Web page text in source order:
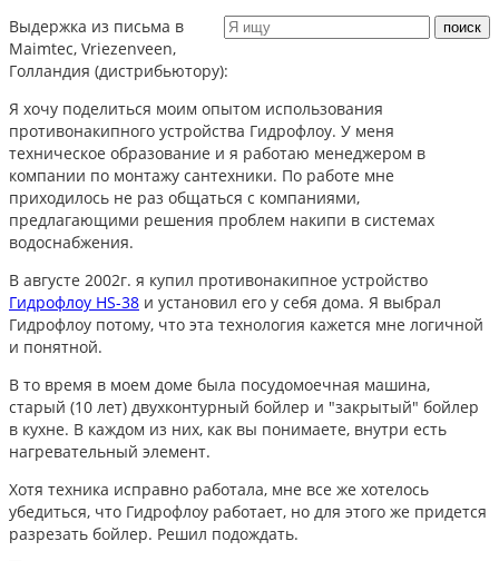
Выдержка из письма в
Maimtec, Vriezenveen,
Голландия (дистрибьютору):
Я хочу поделиться моим опытом использования
противонакипного устройства Гидрофлоу. У меня
техническое образование и я работаю менеджером в
компании по монтажу сантехники. По работе мне
приходилось не раз общаться с компаниями,
предлагающими решения проблем накипи в системах
водоснабжения.
В августе 2002г. я купил противонакипное устройство
Гидрофлоу HS-38 и установил его у себя дома. Я выбрал
Гидрофлоу потому, что эта технология кажется мне логичной
и понятной.
В то время в моем доме была посудомоечная машина,
старый (10 лет) двухконтурный бойлер и "закрытый" бойлер
в кухне. В каждом из них, как вы понимаете, внутри есть
нагревательный элемент.
Хотя техника исправно работала, мне все же хотелось
убедиться, что Гидрофлоу работает, но для этого же придется
разрезать бойлер. Решил подождать.